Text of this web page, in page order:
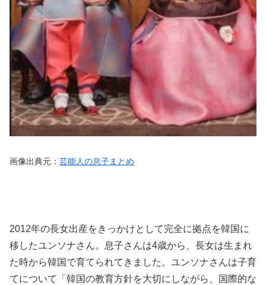
画像出典元： 芸能人の息子まとめ
2012年の長女出産をきっかけとして完全に拠点を韓国に
移したユンソナさん。息子さんは4歳から、長女は生まれ
た時から韓国で育てられてきました。ユンソナさんは子育
てについて「韓国の教育方針を大切にしながら、国際的な